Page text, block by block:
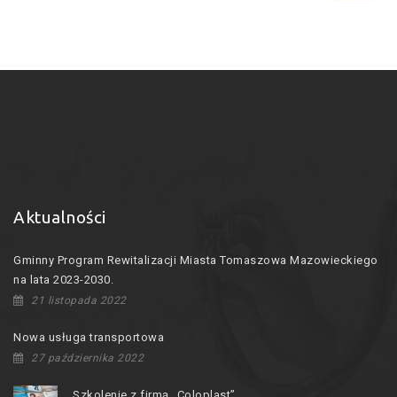
h
Aktualności
Gminny Program Rewitalizacji Miasta Tomaszowa Mazowieckiego
na lata 2023-2030.
21 listopada 2022
Nowa usługa transportowa
27 października 2022